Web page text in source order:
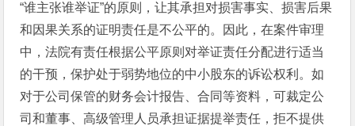
“谁主张谁举证”的原则，让其承担对损害事实、损害后果
和因果关系的证明责任是不公平的。因此，在案件审理
中，法院有责任根据公平原则对举证责任分配进行适当
的干预，保护处于弱势地位的中小股东的诉讼权利。如
对于公司保管的财务会计报告、合同等资料，可裁定公
司和董事、高级管理人员承担证据提举责任，拒不提供